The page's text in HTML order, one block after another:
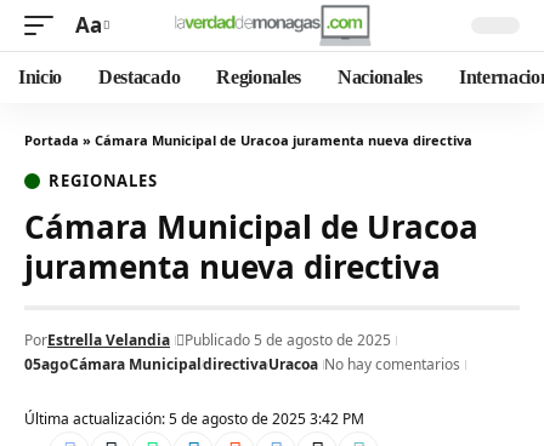
Aa
Inicio Destacado Regionales Nacionales
Portada » Cámara Municipal de Uracoa juramenta nueva directiva
REGIONALES
Cámara Municipal de Uracoa
juramenta nueva directiva
Última actualización: 5 de agosto de 2025 3:42 PM
PorEstrella Velandia
Publicado 5 de agosto de 2025
05agoCámara MunicipaldirectivaUracoa No hay comentarios